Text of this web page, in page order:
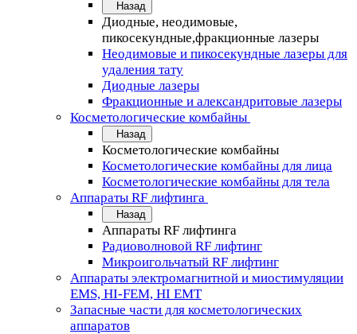
Назад
Диодные, неодимовые,
пикосекундные,фракционные лазеры
Неодимовые и пикосекундные лазеры для
удаления тату
Диодные лазеры
Фракционные и александритовые лазеры
Косметологические комбайны
Назад
Косметологические комбайны
Косметологические комбайны для лица
Косметологические комбайны для тела
Аппараты RF лифтинга
Назад
Аппараты RF лифтинга
Радиоволновой RF лифтинг
Микроигольчатый RF лифтинг
Аппараты электромагнитной и миостимуляции
EMS, HI-FEM, HI EMT
Запасные части для косметологических
аппаратов